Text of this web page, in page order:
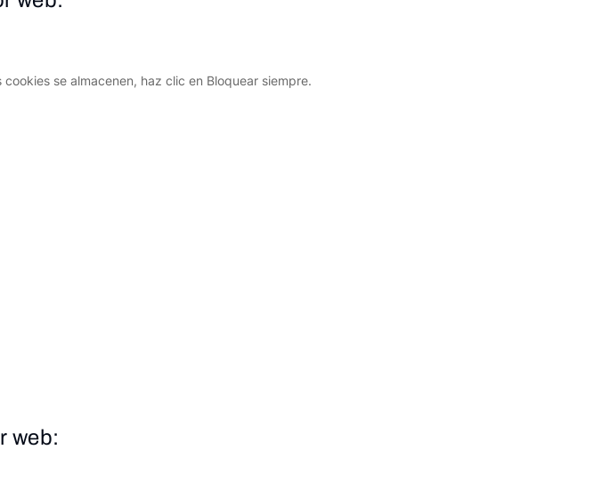
se almacenen, haz clic en Bloquear siempre.
web: